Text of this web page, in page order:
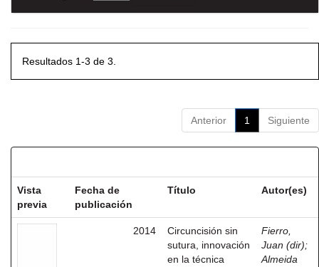
Resultados 1-3 de 3.
Anterior 1 Siguiente
Vista
previa
Fecha de
publicación
Título Autor(es)
2014
Circuncisión sin
sutura, innovación
en la técnica
Fierro,
Juan (dir);
Almeida